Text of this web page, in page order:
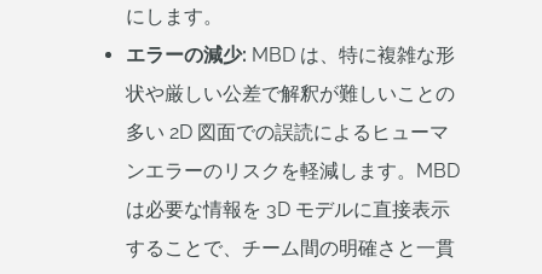
にします。
エラーの減少: MBD は、特に複雑な形
状や厳しい公差で解釈が難しいことの
多い 2D 図面での誤読によるヒューマ
ンエラーのリスクを軽減します。MBD
は必要な情報を 3D モデルに直接表示
することで、チーム間の明確さと一貫